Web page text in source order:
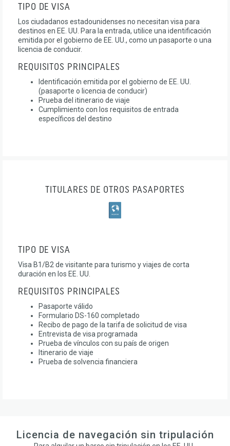
TIPO DE VISA
Los ciudadanos estadounidenses no necesitan visa para
destinos en EE. UU. Para la entrada, utilice una identificación
emitida por el gobierno de EE. UU., como un pasaporte o una
licencia de conducir.
REQUISITOS PRINCIPALES
Identificación emitida por el gobierno de EE. UU.
(pasaporte o licencia de conducir)
Prueba del itinerario de viaje
Cumplimiento con los requisitos de entrada
específicos del destino
TITULARES DE OTROS PASAPORTES
TIPO DE VISA
Visa B1/B2 de visitante para turismo y viajes de corta
duración en los EE. UU.
REQUISITOS PRINCIPALES
Pasaporte válido
Formulario DS-160 completado
Recibo de pago de la tarifa de solicitud de visa
Entrevista de visa programada
Prueba de vínculos con su país de origen
Itinerario de viaje
Prueba de solvencia financiera
Licencia de navegación sin tripulación